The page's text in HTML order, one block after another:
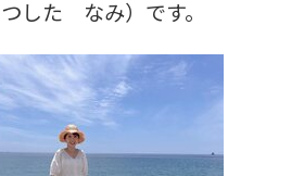
した なみ）です。